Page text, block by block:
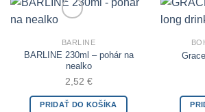
Add to Wishlist
BARLINE
BARLINE 230ml – pohár na
nealko
2,52 €
PRIDAŤ DO KOŠÍKA